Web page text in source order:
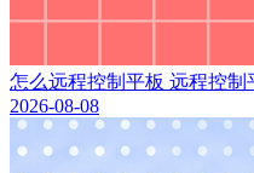
怎么远程控制平板 远程控制
2026-08-08